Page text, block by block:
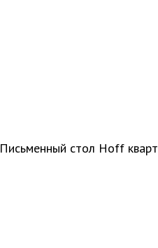
Письменный стол Hoff кварт